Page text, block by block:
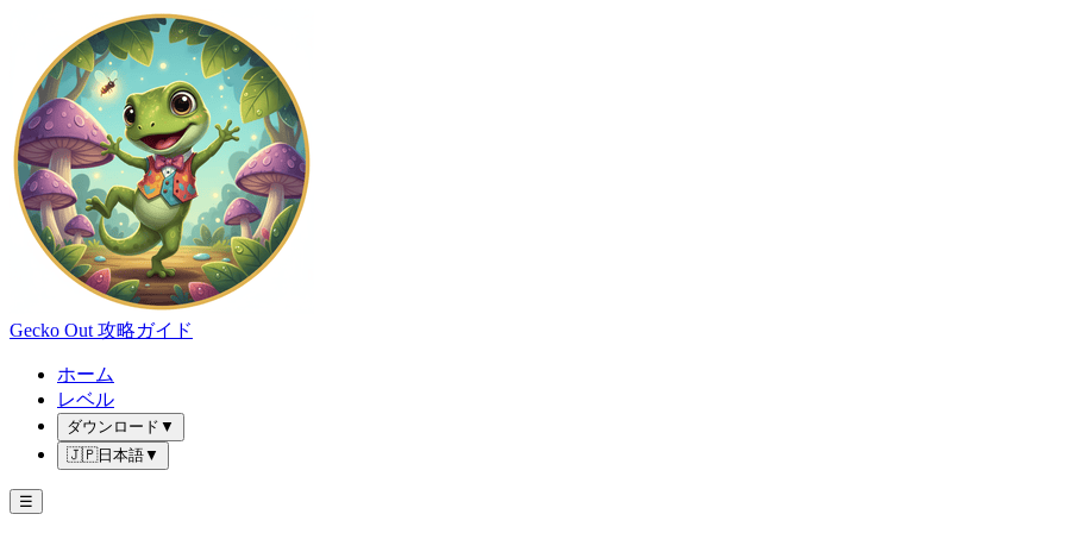
Gecko Out 攻略ガイド
ホーム
レベル
ダウンロード ▼
🇯🇵日本語▼
☰